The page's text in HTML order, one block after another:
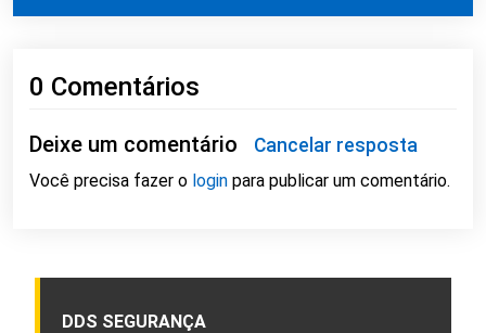
0 Comentários
Deixe um comentário Cancelar resposta
Você precisa fazer o login para publicar um comentário.
DDS SEGURANÇA